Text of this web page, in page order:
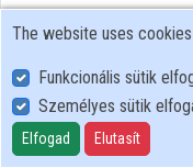
User Policy
Adatkezelési tájékoztató (en)
Cookie Policy
The website uses
Funkcionális sütik
Személyes sütik
Elfogad Elutasít